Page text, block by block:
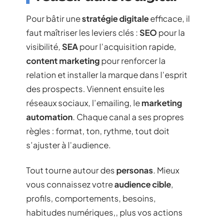
Pour bâtir unestratégie digitaleefficace, il
faut maîtriser les leviers clés : SEO pour la
visibilité, SEApour l’acquisition rapide,
content marketing pour renforcer la
relation et installer la marque dans l’esprit
des prospects. Viennent ensuite les
réseaux sociaux, l’emailing, lemarketing
automation. Chaque canal a ses propres
règles : format, ton, rythme, tout doit
s’ajuster à l’audience.
Tout tourne autour des personas. Mieux
vous connaissez votreaudience cible,
profils, comportements, besoins,
habitudes numériques,, plus vos actions